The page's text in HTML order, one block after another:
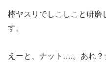
棒ヤスリでしこしこと研磨
す。
えーと、ナット….。あれ？